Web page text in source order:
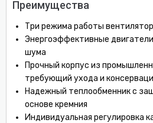
Преимущества
Три режима работы
Энергоэффективные
шума
Прочный корпус из
требующий ухода и
Надежный теплообменник с
основе кремния
Индивидуальная регулировка